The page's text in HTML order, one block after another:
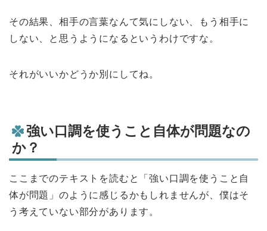
その結果、相手の言葉なんて気にしない、もう相手に
しない、と思うようになるというわけですな。
それがいいかどうか別にしてね。
強い口調を使うこと自体が問題なの
か？
ここまでのテキストを読むと「強い口調を使うこと自
体が問題」のように感じるかもしれませんが、僕はそ
う考えていない部分があります。